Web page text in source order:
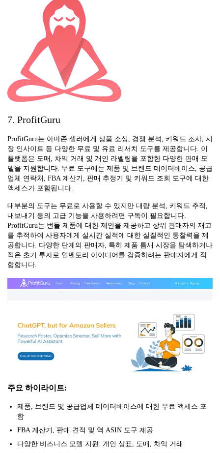
7. ProfitGuru
ProfitGuru는 아마존 셀러에게 상품 소싱, 경쟁 분석, 키워드 조사, 시
장 인사이트 등 다양한 무료 및 유료 리서치 도구를 제공합니다. 이
플랫폼은 도매, 차익 거래 및 개인 라벨링을 포함한 다양한 판매 모
델을 지원합니다. 무료 도구에는 제품 및 브랜드 데이터베이스, 공급
업체 연락처, FBA 계산기, 판매 추정기 및 키워드 조회 도구에 대한
액세스가 포함됩니다.
대부분의 도구는 무료로 사용할 수 있지만 대량 분석, 키워드 추적,
내보내기 등의 고급 기능을 사용하려면 구독이 필요합니다.
ProfitGuru는 번들 제품에 대한 제안을 제공하고 상위 판매자의 재고
를 추적하여 사용자에게 실시간 실적에 대한 실질적인 통찰력을 제
공합니다. 다양한 단계의 판매자, 특히 제품 틈새 시장을 탐색하거나
적은 초기 투자로 인벤토리 아이디어를 검증하려는 판매자에게 적
합합니다.
주요 하이라이트:
제품, 브랜드 및 공급업체 데이터베이스에 대한 무료 액세스 포
함
FBA 계산기, 판매 견적 및 역 ASIN 도구 제공
다양한 비즈니스 모델 지원: 개인 상표, 도매, 차익 거래